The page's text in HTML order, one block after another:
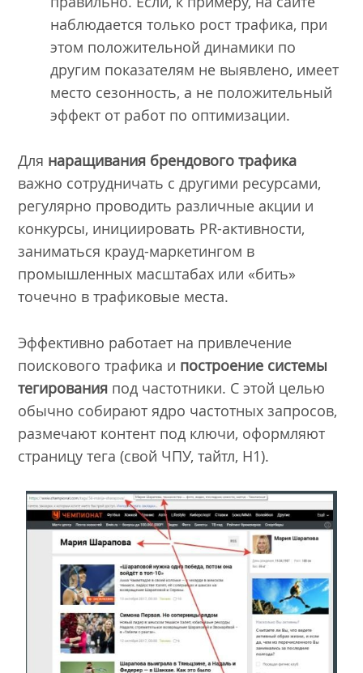
наблюдается только рост трафика, при
этом положительной динамики по
другим показателям не выявлено, имеет
место сезонность, а не положительный
эффект от работ по оптимизации.
Для наращивания брендового трафика
важно сотрудничать с другими ресурсами,
регулярно проводить различные акции и
конкурсы, инициировать PR-активности,
заниматься крауд-маркетингом в
промышленных масштабах или «бить»
точечно в трафиковые места.
Эффективно работает на привлечение
поискового трафика и построение системы
тегирования под частотники. С этой целью
обычно собирают ядро частотных запросов,
размечают контент под ключи, оформляют
страницу тега (свой ЧПУ, тайтл, Н1).